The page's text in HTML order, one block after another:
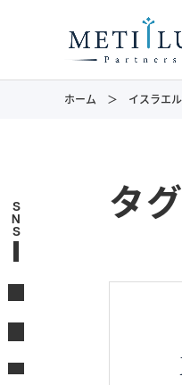
ホーム イスラエ
タ
S
N
S